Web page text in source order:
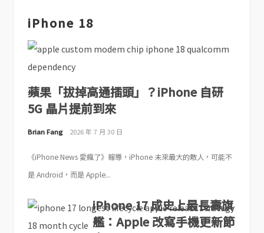
iPhone 18
蘋果「拔掉高通插頭」？iPhone 自研
5G 晶片提前到來
Brian Fang 2026 年 7 月 30 日
《iPhone News 愛瘋了》報導，iPhone 未來最大的敵人，可能不
是 Android，而是 Apple...
iPhone 17 成史上最長壽旗
艦：Apple 改寫手機更新節